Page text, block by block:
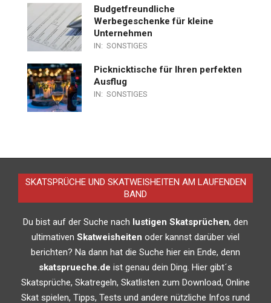
Budgetfreundliche
Werbegeschenke für kleine
Unternehmen
IN: SONSTIGES
Picknicktische für Ihren perfekten
Ausflug
IN: SONSTIGES
SKATSPRÜCHE UND SKATWEISHEITEN AM LAUFENDEN
BAND
Du bist auf der Suche nach lustigen Skatsprüchen, den
ultimativen Skatweisheiten oder kannst darüber viel
berichten? Na dann hat die Suche hier ein Ende, denn
skatsprueche.de ist genau dein Ding. Hier gibt´s
Skatsprüche, Skatregeln, Skatlisten zum Download, Online
Skat spielen, Tipps, Tests und andere nützliche Infos rund